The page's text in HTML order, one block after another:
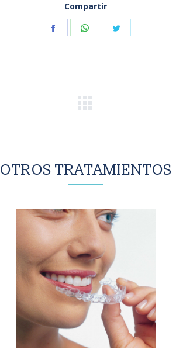
Compartir
Share Share Share
OTROS TRATAMIENTOS